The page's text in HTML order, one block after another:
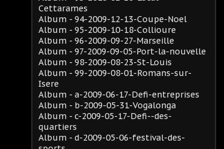
Cettarames
Album - 94-2009-12-13-Coupe-Noel
Album - 95-2009-10-18-Collioure
Album - 96-2009-09-27-Marseille
Album - 97-2009-09-05-Port-la-nouvelle
Album - 98-2009-08-23-St-Louis
Album - 99-2009-08-01-Romans-sur-
Isere
Album - a-2009-06-17-Defi-entreprises
Album - b-2009-05-31-Vogalonga
Album - c-2009-05-17-Defi--des-
quartiers
Album - d-2009-05-06-festival-des-